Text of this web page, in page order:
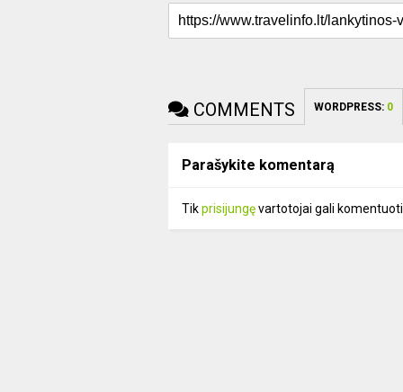
COMMENTS WORDPRESS: 0
Parašykite komentarą
Tikprisijungęvartotojai gali komentuoti.